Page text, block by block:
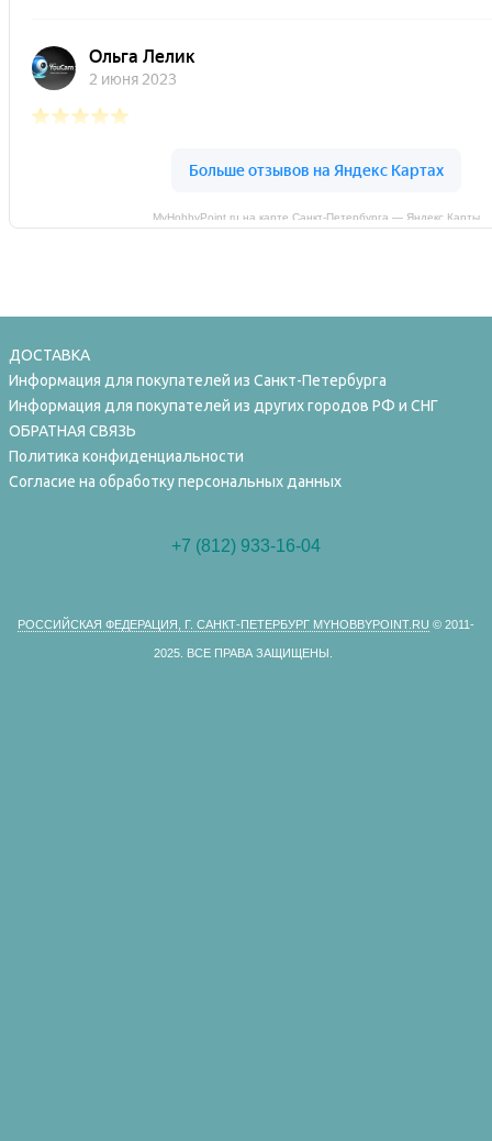
MyHobbyPoint.ru на карте Санкт‑Петербурга — Яндекс Карты
ДОСТАВКА
Информация для покупателей из Санкт-Петербурга
Информация для покупателей из других городов РФ и СНГ
ОБРАТНАЯ СВЯЗЬ
Политика конфиденциальности
Согласие на обработку персональных данных
+7 (812) 933-16-04
РОССИЙСКАЯ ФЕДЕРАЦИЯ, Г. САНКТ-ПЕТЕРБУРГ MYHOBBYPOINT.RU © 2011-
2025. ВСЕ ПРАВА ЗАЩИЩЕНЫ.